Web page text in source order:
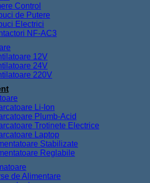
Control
de Putere
Electrici
NF-AC3
12V
24V
220V
Li-Ion
Plumb-Acid
Trotinete Electrice
Laptop
Stabilizate
Reglabile
de Alimentare